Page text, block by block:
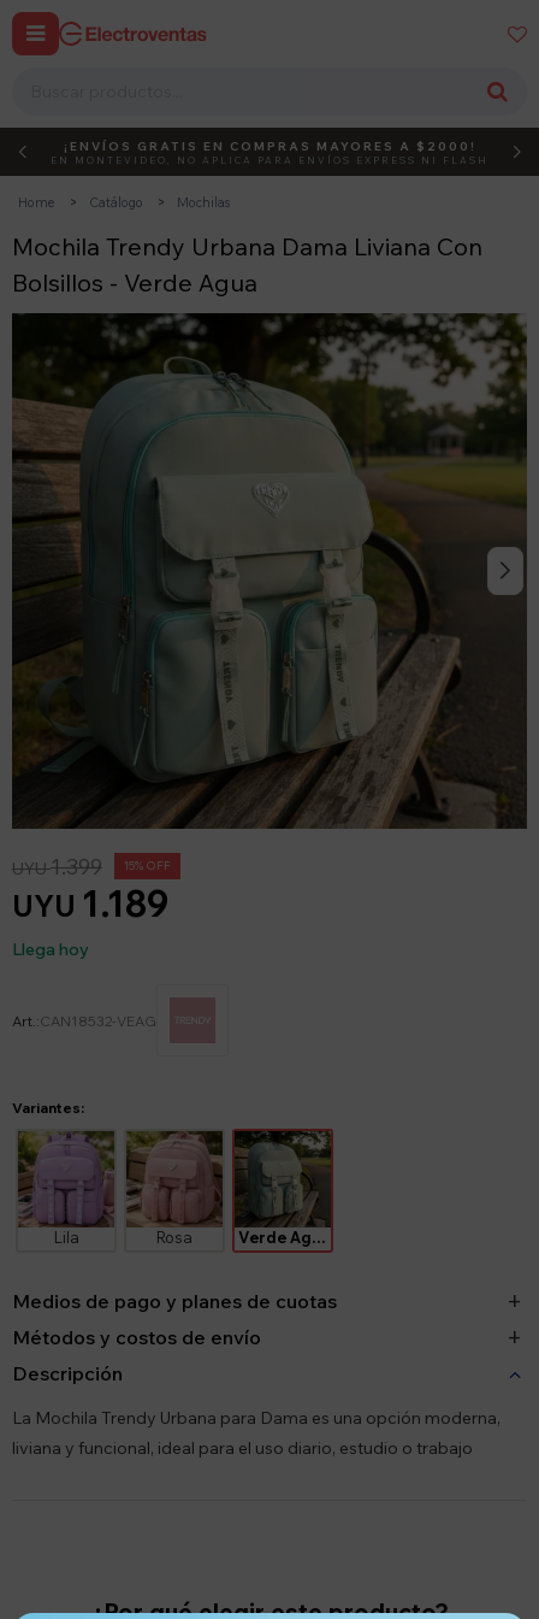
 
DEBUT ACTIVÁ EL CÓDIGO
¡ENVÍOS GRATIS EN COMPRAS MAYORES A $2000!
EN MONTEVIDEO, NO APLICA PARA ENVÍOS EXPRESS NI FLASH
Home Catálogo Mochilas
Mochila Trendy Urbana Dama Liviana Con
Bolsillos - Verde Agua
UYU 1.189
UYU1.399 15
Llega hoy
CAN18532-VEAG
Variantes:
Lila Rosa Verde Agua
Medios de pago y planes de cuotas
Métodos y costos de envío
Descripción
La Mochila Trendy Urbana para Dama es una opción moderna,
liviana y funcional, ideal para el uso diario, estudio o trabajo
¿Por qué elegir este producto?